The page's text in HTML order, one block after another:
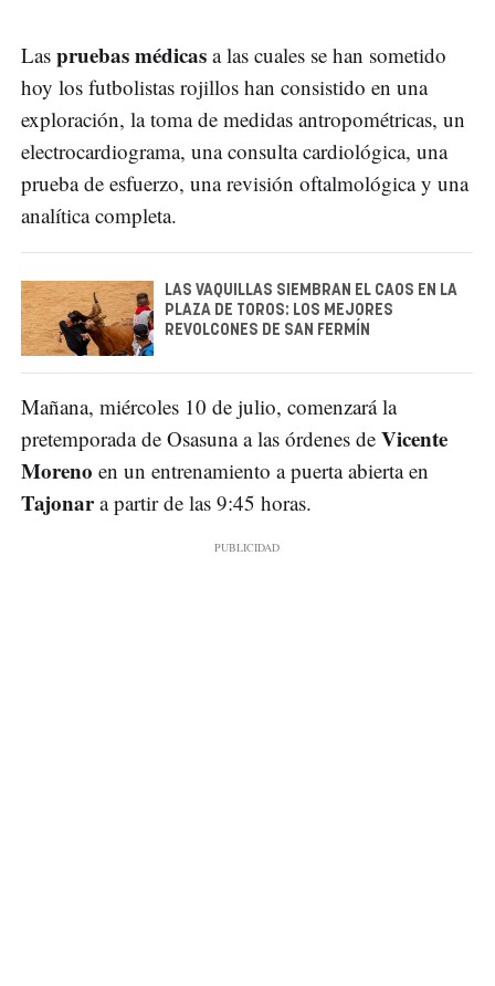
Las pruebas médicas a las cuales se han sometido
hoy los futbolistas rojillos han consistido en una
exploración, la toma de medidas antropométricas, un
electrocardiograma, una consulta cardiológica, una
prueba de esfuerzo, una revisión oftalmológica y una
analítica completa.
LAS VAQUILLAS SIEMBRAN EL CAOS EN LA
PLAZA DE TOROS: LOS MEJORES
REVOLCONES DE SAN FERMÍN
Mañana, miércoles 10 de julio, comenzará la
pretemporada de Osasuna a las órdenes de Vicente
Moreno en un entrenamiento a puerta abierta en
Tajonara partir de las 9:45 horas.